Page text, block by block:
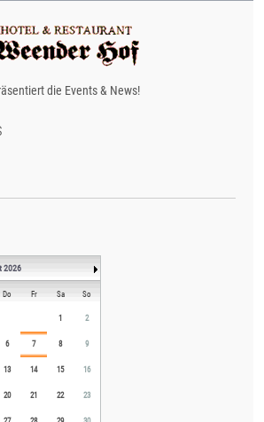
die Events & News!
2026
Do Fr Sa So
1 2
6 7 8 9
13 14 15 16
20 21 22 23